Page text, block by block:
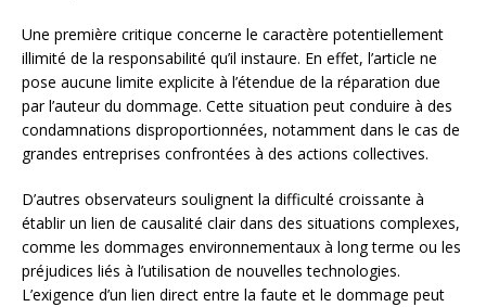
Une première critique concerne le caractère potentiellement
illimité de la responsabilité qu’il instaure. En effet, l’article ne
pose aucune limite explicite à l’étendue de la réparation due
par l’auteur du dommage. Cette situation peut conduire à des
condamnations disproportionnées, notamment dans le cas de
grandes entreprises confrontées à des actions collectives.
D’autres observateurs soulignent la difficulté croissante à
établir un lien de causalité clair dans des situations complexes,
comme les dommages environnementaux à long terme ou les
préjudices liés à l’utilisation de nouvelles technologies.
L’exigence d’un lien direct entre la faute et le dommage peut